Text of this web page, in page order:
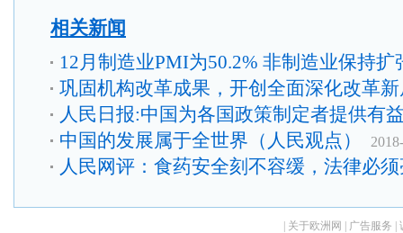
相关新闻
12月制造业PMI为50.2% 非制造业保持扩
巩固机构改革成果，开创全面深化改革
人民日报:中国为各国政策制定者提供有
中国的发展属于全世界（人民观点）
人民网评：食药安全刻不容缓，法律必
关于欧洲网 广告服务